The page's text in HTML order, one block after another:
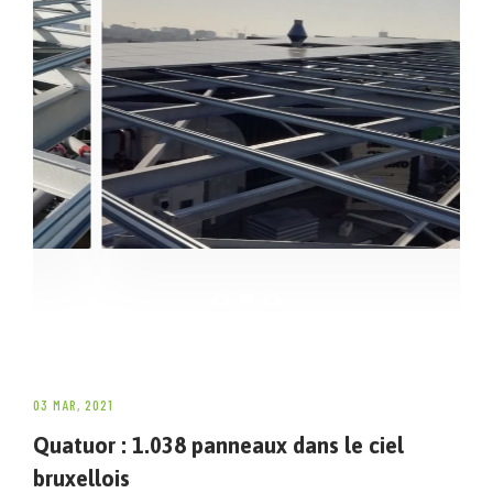
03 MAR, 2021
Quatuor : 1.038 panneaux dans le ciel
bruxellois